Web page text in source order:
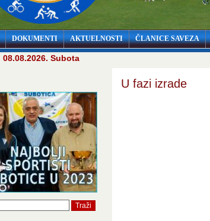
DOKUMENTI AKTUELNOSTI ČLANICE SAVEZA
08.08.2026. Subota
U fazi izrade